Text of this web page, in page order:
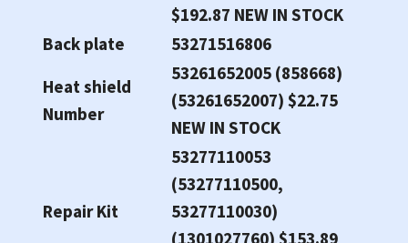
$192.87 NEW IN STOCK
Back plate
53271516806
Heat shield
Number
53261652005 (858668)
(53261652007) $22.75
NEW IN STOCK
Repair Kit
53277110053
(53277110500,
53277110030)